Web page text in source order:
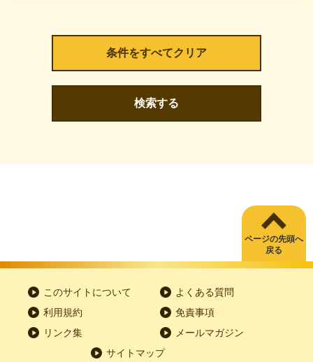
検索する
ページの先頭へ
戻る
このサイトについて
よくある質問
利用規約
免責事項
リンク集
メールマガジン
サイトマップ